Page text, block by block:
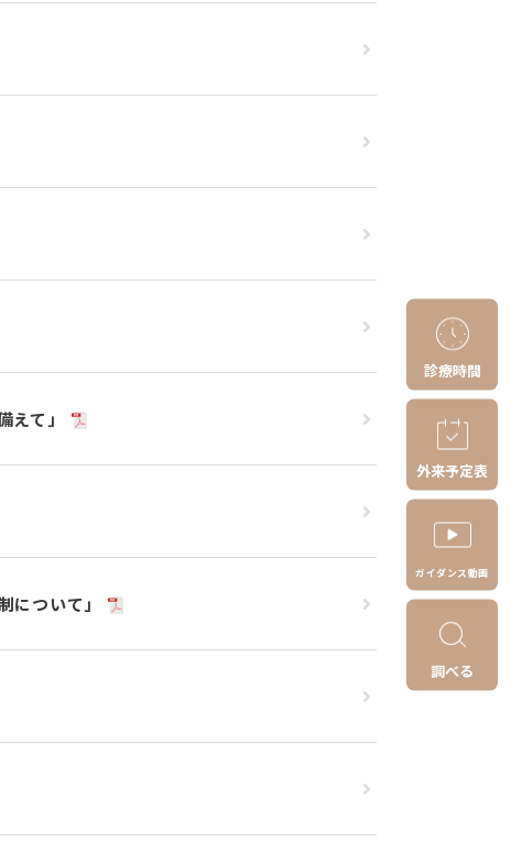
診療時間
外来予定表
ガイダンス動画
調べる
て」
について」